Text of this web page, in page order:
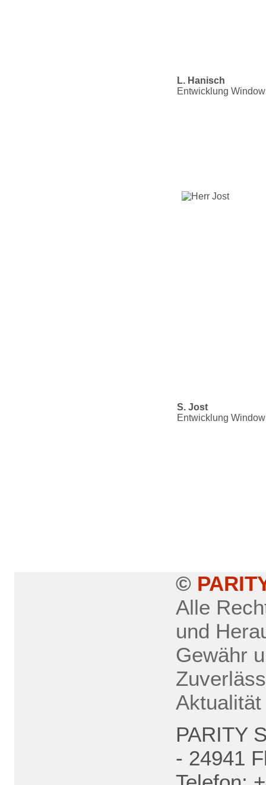
L. Hanisch
Entwicklung
S. Jost
Entwicklung
©
Alle
und
Gewähr
PARITY
- 24941